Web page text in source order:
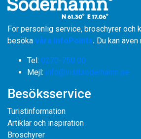
För personlig service, broschyrer och
besöka våra InfoPoints. Du kan även
Tel: 0270-750 00
​​​​​​​Mejl: info@visitsoderhamn.se
Besöksservice
Turistinformation
Artiklar och inspiration
Broschyrer